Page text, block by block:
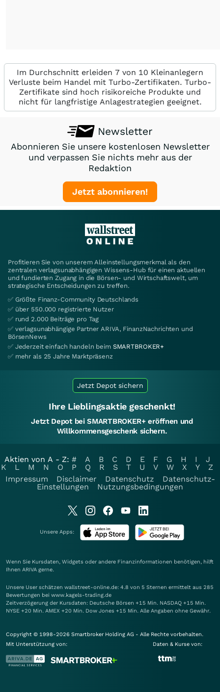
Im Durchschnitt erleiden 7 von 10 Kleinanlegern
Verluste beim Handel mit Turbo-Zertifikaten. Turbo-
Zertifikate sind hoch risikoreiche Produkte und
nicht für langfristige Anlagestrategien geeignet.
Newsletter
Abonnieren Sie unsere kostenlosen Newsletter
und verpassen Sie nichts mehr aus der
Redaktion
Jetzt abonnieren!
Profitieren Sie von unserem Alleinstellungsmerkmal als den
zentralen verlagsunabhängigen Wissens-Hub für einen aktuellen
und fundierten Zugang in die Börsen- und Wirtschaftswelt, um
strategische Entscheidungen zu treffen.
✅ Größte Finanz-Community Deutschlands
✅ über 550.000 registrierte Nutzer
✅ rund 2.000 Beiträge pro Tag
✅ verlagsunabhängige Partner ARIVA, FinanzNachrichten und
BörsenNews
✅ Jederzeit einfach handeln beim SMARTBROKER+
✅ mehr als 25 Jahre Marktpräsenz
Jetzt Depot sichern
Ihre Lieblingsaktie geschenkt!
Jetzt Depot bei SMARTBROKER+ eröffnen und
Willkommensgeschenk sichern.
Aktien von A - Z: # A B C D E F G H I
J
K
L M N O P Q R S T U V W X Y
Z
Impressum
Disclaimer Datenschutz
Datenschutz-
Einstellungen
Nutzungsbedingungen
Unsere Apps:
Wenn Sie Kursdaten, Widgets oder andere Finanzinformationen benötigen, hilft
Ihnen ARIVA gerne.
Unsere User schätzen wallstreet-online.de: 4.8 von 5 Sternen ermittelt aus 285
Bewertungen bei www.kagels-trading.de
Zeitverzögerung der Kursdaten: Deutsche Börsen +15 Min. NASDAQ +15 Min.
NYSE +20 Min. AMEX +20 Min. Dow Jones +15 Min. Alle Angaben ohne Gewähr.
Copyright © 1998-2026 Smartbroker Holding AG - Alle Rechte vorbehalten.
Mit Unterstützung von:
Daten & Kurse von: